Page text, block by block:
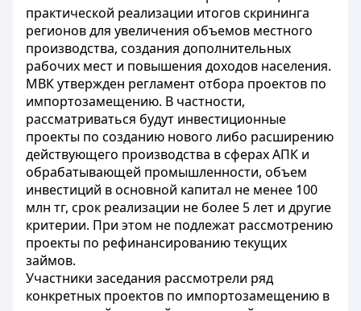
практической реализации итогов скрининга
регионов для увеличения объемов местного
производства, создания дополнительных
рабочих мест и повышения доходов населения.
МВК утвержден регламент отбора проектов по
импортозамещению. В частности,
рассматриваться будут инвестиционные
проекты по созданию нового либо расширению
действующего производства в сферах АПК и
обрабатывающей промышленности, объем
инвестиций в основной капитал не менее 100
млн тг, срок реализации не более 5 лет и другие
критерии. При этом не подлежат рассмотрению
проекты по рефинансированию текущих
займов.
Участники заседания рассмотрели ряд
конкретных проектов по импортозамещению в